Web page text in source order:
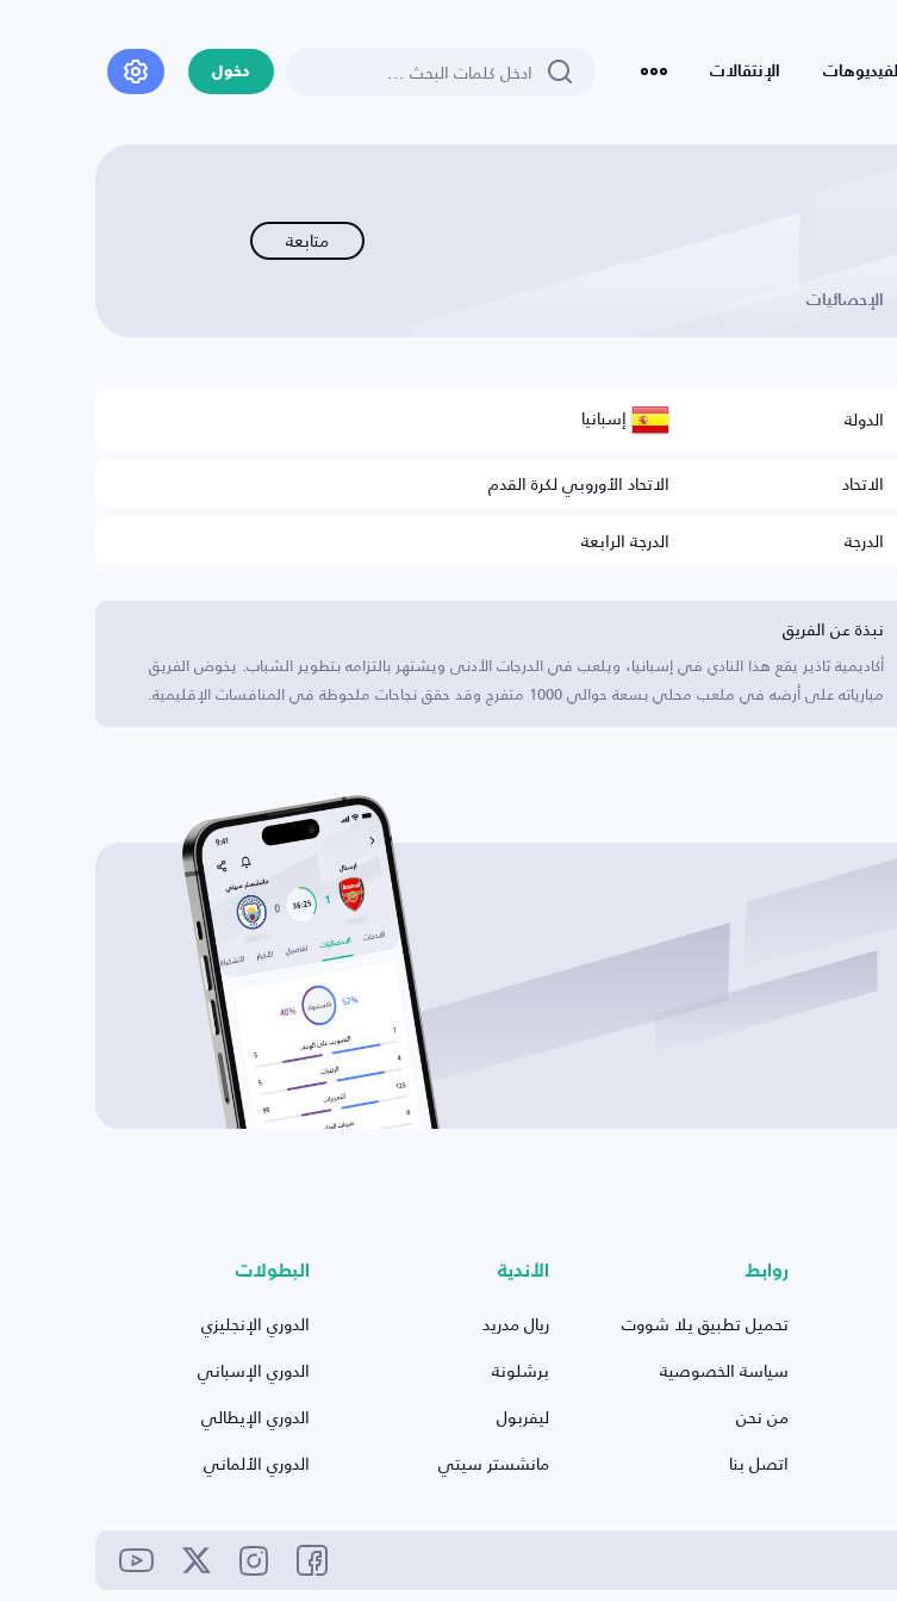
الفيديوهات الإنتقالات دخول
متابعة
الإحصائيات
الدولة إسبانيا
الاتحاد
الاتحاد الأوروبي لكرة القدم
الدرجة
الدرجة الرابعة
نبذة عن الفريق
أكاديمية ثاذير يقع هذا النادي في إسبانيا، ويلعب في الدرجات الأدنى ويشتهر بالتزامه بتطوير الشباب. يخوض الفريق
مبارياته على أرضه في ملعب محلي بسعة حوالي 1000 متفرج وقد حقق نجاحات ملحوظة في المنافسات الإقليمية.
روابط
تحميل تطبيق يلا شووت
سياسة الخصوصية
من نحن
اتصل بنا
الأندية
ريال مدريد
برشلونة
ليفربول
مانشستر سيتي
البطولات
الدوري الإنجليزي
الدوري الإسباني
الدوري الإيطالي
الدوري الألماني